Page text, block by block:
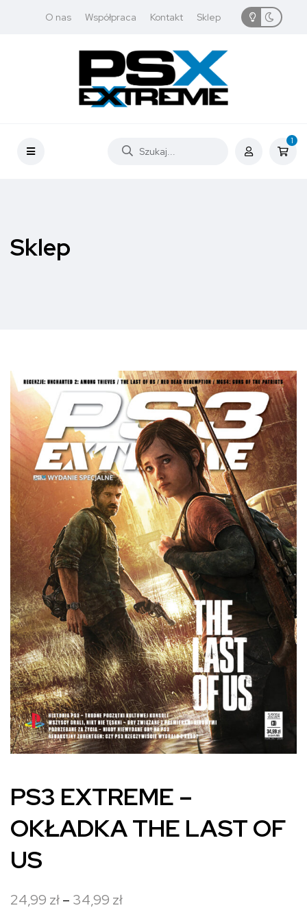
O nas Współpraca Kontakt Sklep
1
Sklep
PS3 EXTREME –
OKŁADKA THE LAST OF
US
24,99 zł– 34,99 złZakres